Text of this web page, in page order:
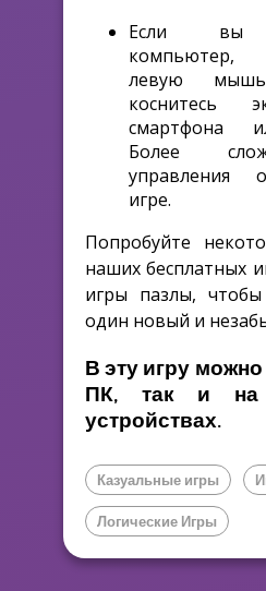
Если вы
компьютер,
левую
коснитесь
смартфона
Более
управления
игре.
Попробуйте
наших бесплатных
игры пазлы,
один новый и
В эту игру можно
ПК, так и на
устройствах.
Казуальные игры
Логические Игры